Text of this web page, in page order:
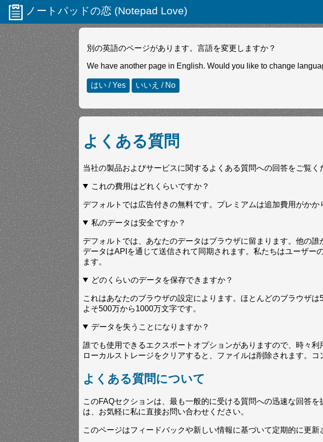
ノートパッドの恋 (Notepad Love)
別の英語のページがあります。言語を変更しますか？
We have another page in English. Would you like to change
はい / Yes いいえ / No
よくある質問
当社の製品およびサービスに関するよくある質問への回答をご覧く
これの費用はどれくらいですか？
デフォルトでは広告付きの無料です。プレミアムは追加費用がかか
私のデータは安全ですか？
デフォルトでは、あなたのデータはブラウザに留まります。他の
データはAPIを通じて送信されて同期されます。私たちはユーザ
ます。
どのくらいのデータを保存できますか？
これはあなたのブラウザの設定によります。ほとんどのブラウザ
よそ500万から1000万文字です。
データを失うことになりますか？
誰でも使用できるエクスポートオプションがありますので、時々
ローカルストレージをクリアすると、ファイルは削除されます。
よくある質問について
このFAQセクションは、最も一般的に受ける質問への迅速な回答
は、お気軽に私に直接お問い合わせください。
このページはフィードバックや新しい情報に基づいて定期的に更